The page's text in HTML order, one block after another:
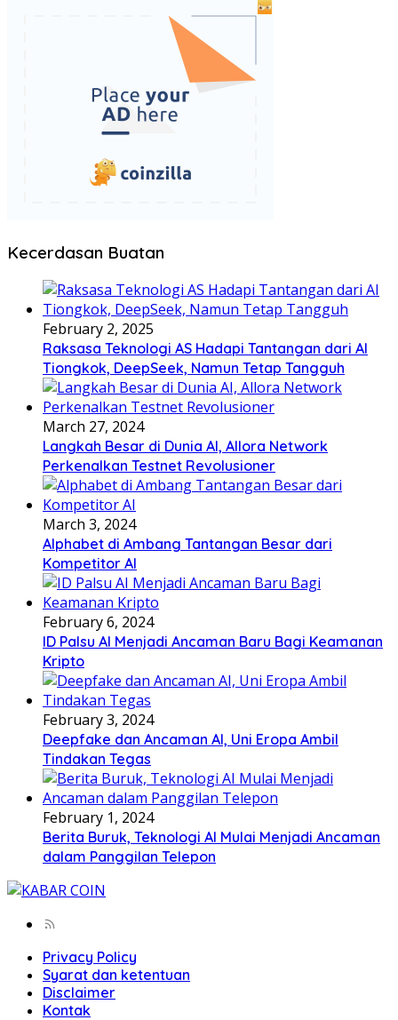
Kecerdasan Buatan
February 2, 2025
Raksasa Teknologi AS Hadapi Tantangan dari AI
Tiongkok, DeepSeek, Namun Tetap Tangguh
March 27, 2024
Langkah Besar di Dunia AI, Allora Network
Perkenalkan Testnet Revolusioner
March 3, 2024
Alphabet di Ambang Tantangan Besar dari
Kompetitor AI
February 6, 2024
ID Palsu AI Menjadi Ancaman Baru Bagi Keamanan
Kripto
February 3, 2024
Deepfake dan Ancaman AI, Uni Eropa Ambil
Tindakan Tegas
February 1, 2024
Berita Buruk, Teknologi AI Mulai Menjadi Ancaman
dalam Panggilan Telepon
Privacy Policy
Syarat dan ketentuan
Disclaimer
Kontak